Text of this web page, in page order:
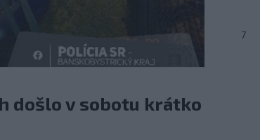
došlo v sobotu krátko
7